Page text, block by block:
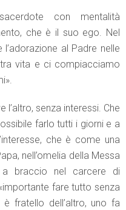
con mentalità
che è il suo ego. Nel
al Padre nelle
vita e ci compiacciamo
l’altro, senza interessi. Che
farlo tutti i giorni e a
che è come una
nell’omelia della Messa
a braccio nel carcere di
fare tutto senza
è fratello dell’altro, uno fa